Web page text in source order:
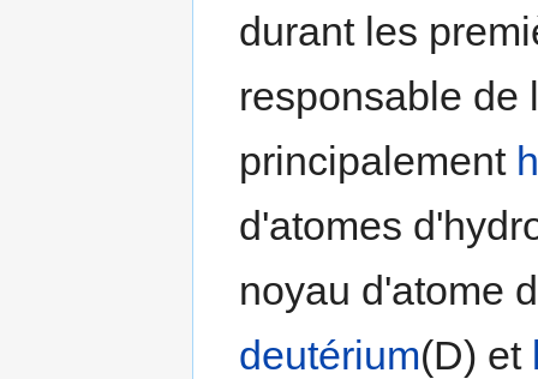
durant les
responsable de
principalement
d'atomes
noyau d'atome
deutérium(D) et